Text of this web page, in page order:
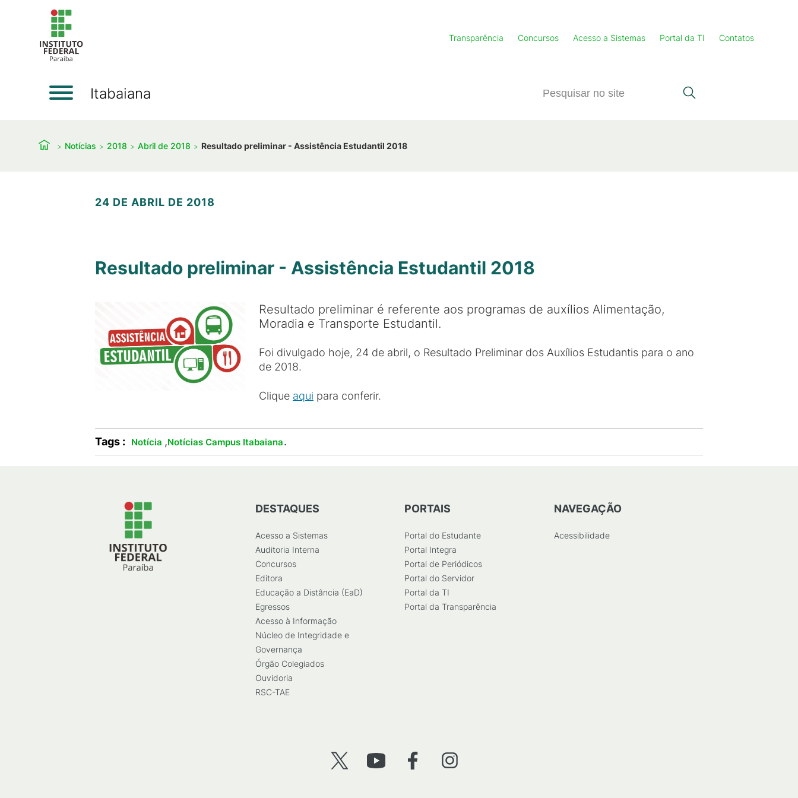
Transparência Concursos Acesso a Sistemas Portal da TI Contatos
Itabaiana
Notícias 2018 Abril de 2018 Resultado preliminar - Assistência Estudantil 2018
24 DE ABRIL DE 2018
Resultado preliminar - Assistência Estudantil 2018
Resultado preliminar é referente aos programas de auxílios Alimentação,
Moradia e Transporte Estudantil.
Foi divulgado hoje, 24 de abril, o Resultado Preliminar dos Auxílios Estudantis para o ano
de 2018.
Clique aqui para conferir.
Tags : Notícia ,Notícias Campus Itabaiana.
DESTAQUES
Acesso a Sistemas
Auditoria Interna
Concursos
Editora
Educação a Distância (EaD)
Egressos
Acesso à Informação
Núcleo de Integridade e
Governança
Órgão Colegiados
Ouvidoria
RSC-TAE
PORTAIS
Portal do Estudante
Portal Integra
Portal de Periódicos
Portal do Servidor
Portal da TI
Portal da Transparência
NAVEGAÇÃO
Acessibilidade